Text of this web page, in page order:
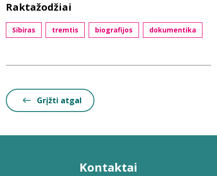
Raktažodžiai
Sibiras tremtis biografijos dokumentika
Grįžti atgal
Kontaktai